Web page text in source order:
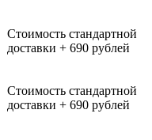
Стоимость стандартной
доставки + 690 рублей
Стоимость стандартной
доставки + 690 рублей